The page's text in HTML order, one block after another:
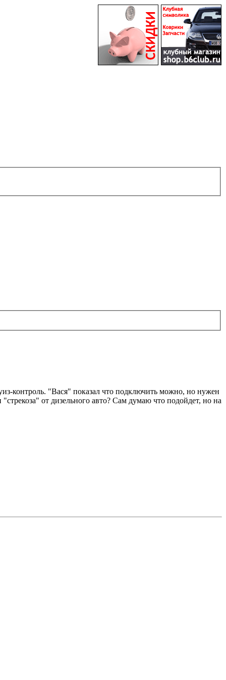
контроль. "Вася" показал что подключить можно, но нужен
от дизельного авто? Сам думаю что подойдет, но на